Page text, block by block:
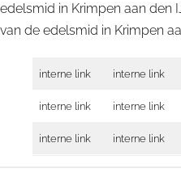
edelsmid in Krimpen aan den
van de edelsmid in Krimpen
interne link interne link
interne link interne link
interne link interne link